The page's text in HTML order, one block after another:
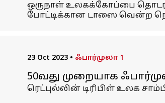
ஒருநாள் உலகக்கோப்பை
போட்டிக்கான டாஸை வென்ற
23 Oct 2023 • ஃபார்முலா 1
50வது முறையாக
ரெட்புல்லின் டிரிபிள் உலக